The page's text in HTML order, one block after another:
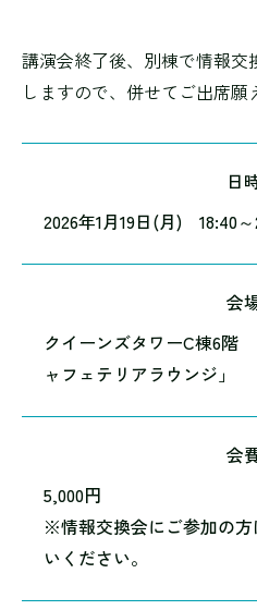
講演会終了後、別棟で情報交
しますので、併せてご出席願
日
2026年1月19日(月) 18:40～
会
クイーンズタワーC棟6階
ャフェテリアラウンジ」
会
5,000円
※情報交換会にご参加の
いください。